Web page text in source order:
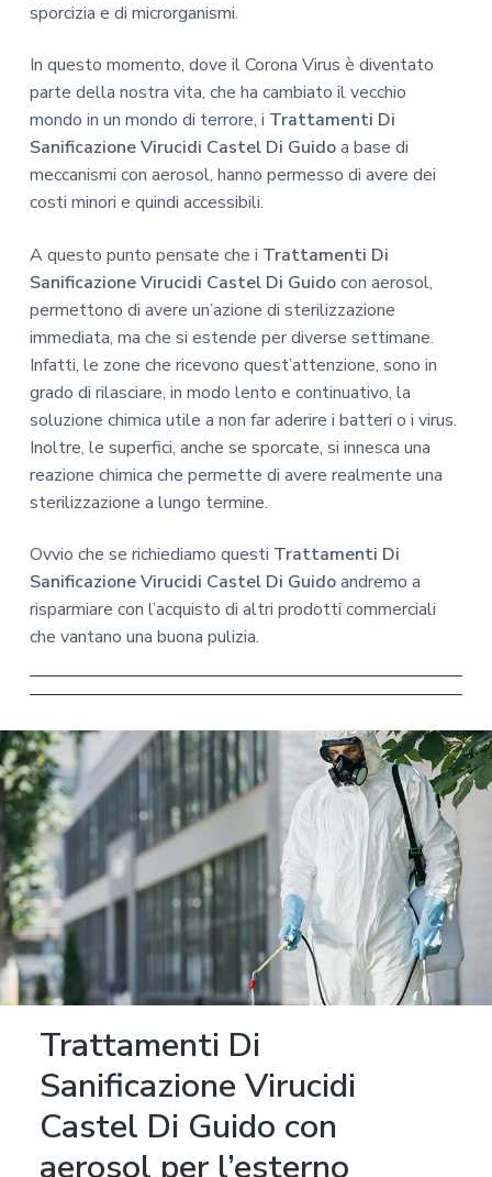
sporcizia e di microrganismi.
In questo momento, dove il Corona Virus è diventato
parte della nostra vita, che ha cambiato il vecchio
mondo in un mondo di terrore, i Trattamenti Di
Sanificazione Virucidi Castel Di Guidoa base di
meccanismi con aerosol, hanno permesso di avere dei
costi minori e quindi accessibili.
A questo punto pensate che i Trattamenti Di
Sanificazione Virucidi Castel Di Guidocon aerosol,
permettono di avere un’azione di sterilizzazione
immediata, ma che si estende per diverse settimane.
Infatti, le zone che ricevono quest’attenzione, sono in
grado di rilasciare, in modo lento e continuativo, la
soluzione chimica utile a non far aderire i batteri o i virus.
Inoltre, le superfici, anche se sporcate, si innesca una
reazione chimica che permette di avere realmente una
sterilizzazione a lungo termine.
Ovvio che se richiediamo questi Trattamenti Di
Sanificazione Virucidi Castel Di Guidoandremo a
risparmiare con l’acquisto di altri prodotti commerciali
che vantano una buona pulizia.
Trattamenti Di
Sanificazione Virucidi
Castel Di Guido con
aerosol per l’esterno